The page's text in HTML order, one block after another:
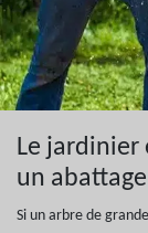
Le jardinier
un
Si un arbre de